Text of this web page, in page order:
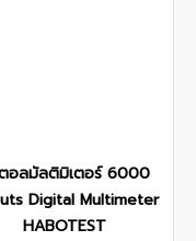
อลมัลติมิเตอร์ 6000
Digital Multimeter
HABOTEST